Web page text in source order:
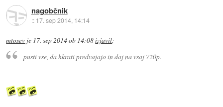
nagobčnik
:: 17. sep 2014, 14:14
mtosev je 17. sep 2014 ob 14:08izjavil:
pusti vse, da hkrati predvajajo in daj na vsaj 720p.